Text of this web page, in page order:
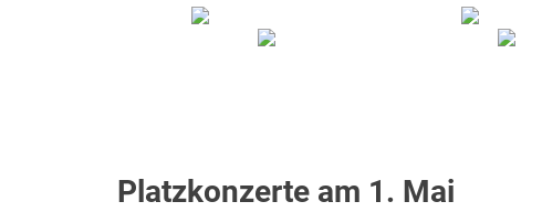
Platzkonzerte am 1. Mai